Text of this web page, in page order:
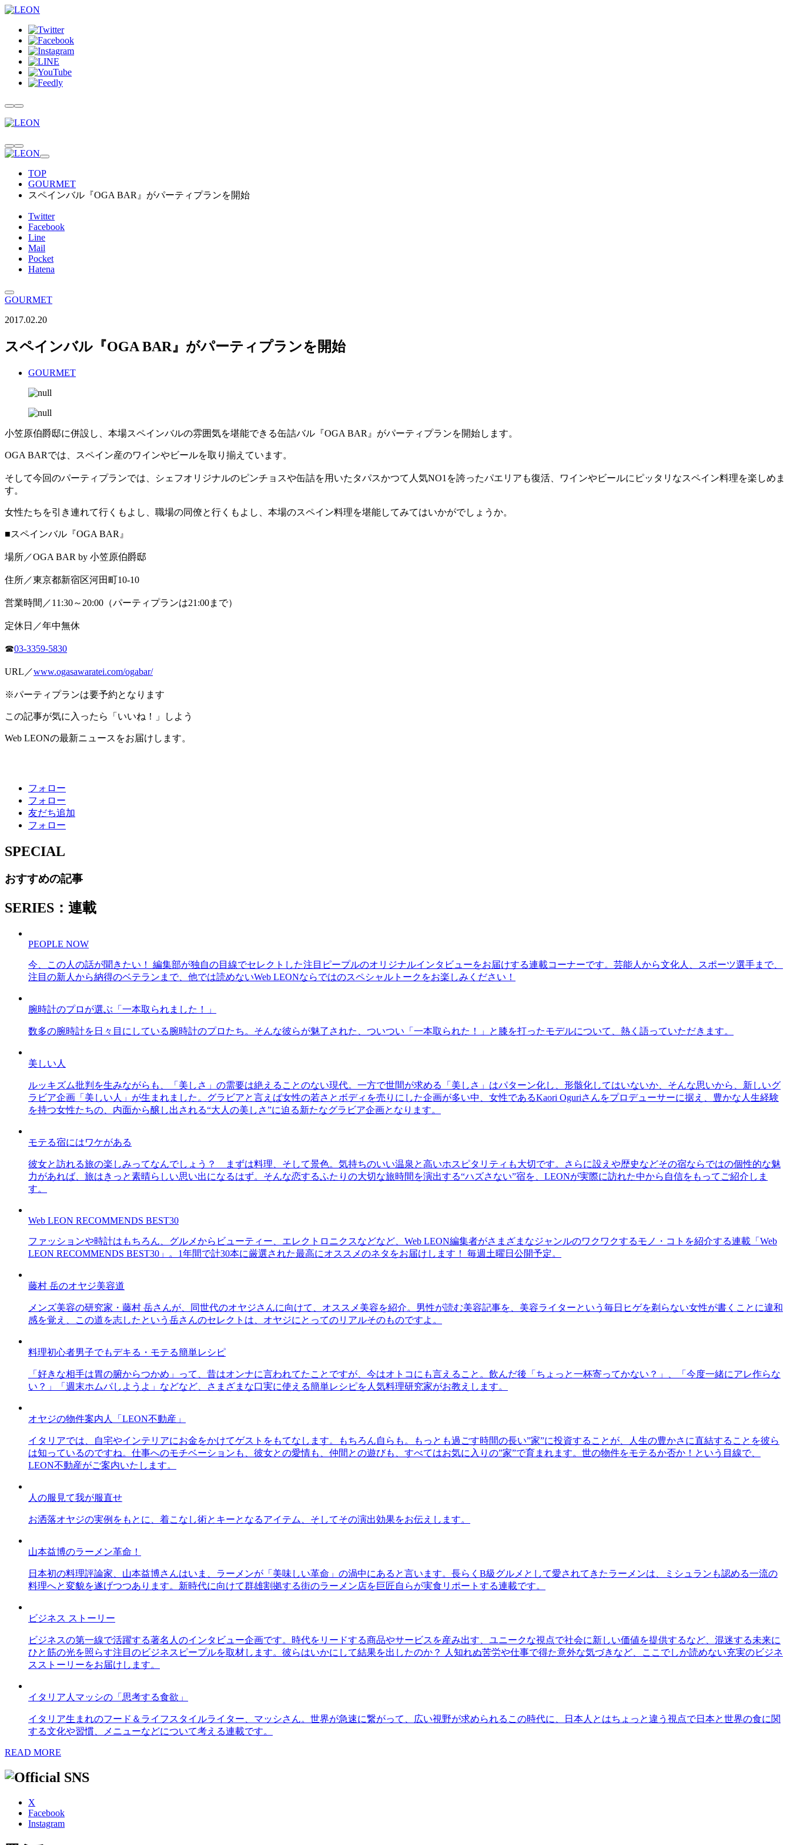
TOP
GOURMET
スペインバル『OGA BAR』がパーティプランを開始
Twitter
Facebook
Line
Mail
Pocket
Hatena
GOURMET
2017.02.20
スペインバル『OGA BAR』がパーティプランを開始
GOURMET
小笠原伯爵邸に併設し、本場スペインバルの雰囲気を堪能できる缶詰バル『OGA BAR』がパーティプランを開始します。
OGA BARでは、スペイン産のワインやビールを取り揃えています。
そして今回のパーティプランでは、シェフオリジナルのピンチョスや缶詰を用いたタパスかつて人気NO1を誇ったパエリアも復活、ワインやビールにピッタリなスペイン料理を楽しめま
す。
女性たちを引き連れて行くもよし、職場の同僚と行くもよし、本場のスペイン料理を堪能してみてはいかがでしょうか。
■スペインバル『OGA BAR』
場所／OGA BAR by 小笠原伯爵邸
住所／東京都新宿区河田町10-10
営業時間／11:30～20:00（パーティプランは21:00まで）
定休日／年中無休
☎03-3359-5830
URL／www.ogasawaratei.com/ogabar/
※パーティプランは要予約となります
この記事が気に入ったら「いいね！」しよう
Web LEONの最新ニュースをお届けします。
フォロー
フォロー
友だち追加
フォロー
SPECIAL
おすすめの記事
SERIES：連載
PEOPLE NOW
今、この人の話が聞きたい！ 編集部が独自の目線でセレクトした注目ピープルのオリジナルインタビューをお届けする連載コーナーです。芸能人から文化人、スポーツ選手まで、
注目の新人から納得のベテランまで、他では読めないWeb LEONならではのスペシャルトークをお楽しみください！
腕時計のプロが選ぶ「一本取られました！」
数多の腕時計を日々目にしている腕時計のプロたち。そんな彼らが魅了された、ついつい「一本取られた！」と膝を打ったモデルについて、熱く語っていただきます。
美しい人
ルッキズム批判を生みながらも、「美しさ」の需要は絶えることのない現代。一方で世間が求める「美しさ」はパターン化し、形骸化してはいないか、そんな思いから、新しいグ
ラビア企画「美しい人」が生まれました。グラビアと言えば女性の若さとボディを売りにした企画が多い中、女性であるKaori Oguriさんをプロデューサーに据え、豊かな人生経験
を持つ女性たちの、内面から醸し出される“大人の美しさ”に迫る新たなグラビア企画となります。
モテる宿にはワケがある
彼女と訪れる旅の楽しみってなんでしょう？ まずは料理、そして景色。気持ちのいい温泉と高いホスピタリティも大切です。さらに設えや歴史などその宿ならではの個性的な魅
力があれば、旅はきっと素晴らしい思い出になるはず。そんな恋するふたりの大切な旅時間を演出する“ハズさない”宿を、LEONが実際に訪れた中から自信をもってご紹介しま
す。
Web LEON RECOMMENDS BEST30
ファッションや時計はもちろん、グルメからビューティー、エレクトロニクスなどなど、Web LEON編集者がさまざまなジャンルのワクワクするモノ・コトを紹介する連載「Web
LEON RECOMMENDS BEST30」。1年間で計30本に厳選された最高にオススメのネタをお届けします！ 毎週土曜日公開予定。
藤村 岳のオヤジ美容道
メンズ美容の研究家・藤村 岳さんが、同世代のオヤジさんに向けて、オススメ美容を紹介。男性が読む美容記事を、美容ライターという毎日ヒゲを剃らない女性が書くことに違和
感を覚え、この道を志したという岳さんのセレクトは、オヤジにとってのリアルそのものですよ。
料理初心者男子でもデキる・モテる簡単レシピ
「好きな相手は胃の腑からつかめ」って、昔はオンナに言われてたことですが、今はオトコにも言えること。飲んだ後「ちょっと一杯寄ってかない？」、「今度一緒にアレ作らな
い？」「週末ホムパしようよ」などなど、さまざまな口実に使える簡単レシピを人気料理研究家がお教えします。
オヤジの物件案内人「LEON不動産」
イタリアでは、自宅やインテリアにお金をかけてゲストをもてなします。もちろん自らも。もっとも過ごす時間の長い”家”に投資することが、人生の豊かさに直結することを彼ら
は知っているのですね。仕事へのモチベーションも、彼女との愛情も、仲間との遊びも、すべてはお気に入りの”家”で育まれます。世の物件をモテるか否か！という目線で、
LEON不動産がご案内いたします。
人の服見て我が服直せ
お洒落オヤジの実例をもとに、着こなし術とキーとなるアイテム、そしてその演出効果をお伝えします。
山本益博のラーメン革命！
日本初の料理評論家、山本益博さんはいま、ラーメンが「美味しい革命」の渦中にあると言います。長らくB級グルメとして愛されてきたラーメンは、ミシュランも認める一流の
料理へと変貌を遂げつつあります。新時代に向けて群雄割拠する街のラーメン店を巨匠自らが実食リポートする連載です。
ビジネス ストーリー
ビジネスの第一線で活躍する著名人のインタビュー企画です。時代をリードする商品やサービスを産み出す、ユニークな視点で社会に新しい価値を提供するなど、混迷する未来に
ひと筋の光を照らす注目のビジネスピープルを取材します。彼らはいかにして結果を出したのか？ 人知れぬ苦労や仕事で得た意外な気づきなど、ここでしか読めない充実のビジネ
スストーリーをお届けします。
イタリア人マッシの「思考する食欲」
イタリア生まれのフード＆ライフスタイルライター、マッシさん。世界が急速に繋がって、広い視野が求められるこの時代に、日本人とはちょっと違う視点で日本と世界の食に関
する文化や習慣、メニューなどについて考える連載です。
READ MORE
X
Facebook
Instagram